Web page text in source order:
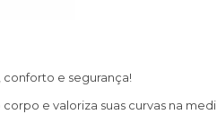
conforto e segurança!
corpo e valoriza suas curvas na